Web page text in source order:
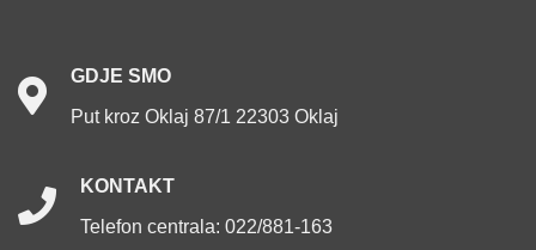
GDJE SMO
Put kroz Oklaj 87/1 22303 Oklaj
KONTAKT
Telefon centrala: 022/881-163